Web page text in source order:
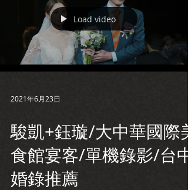
Load video
2021年6月23日
駿凱+鈺璇/大中華國際美
食館宴客/單機錄影/台中
婚錄推薦